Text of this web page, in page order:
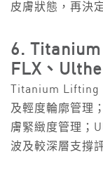
皮膚狀態，再決
6.
FLX、
Titanium Lifting
及輕度輪廓管理
膚緊緻度管理；
波及較深層支撐